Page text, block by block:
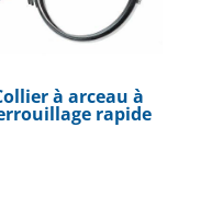
à arceau à
rapide